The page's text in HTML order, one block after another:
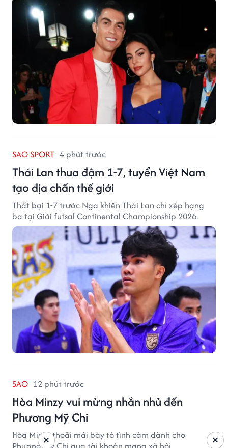
SAO SPORT 4 phút trước
Thái Lan thua đậm 1-7, tuyển Việt Nam
tạo địa chấn thế giới
Thất bại 1-7 trước Nga khiến Thái Lan chỉ xếp hạng
ba tại Giải futsal Continental Championship 2026.
SAO 12 phút trước
Hòa Minzy vui mừng nhắn nhủ đến
Phương Mỹ Chi
Hòa Minzy thoải mái bày tỏ tình cảm dành cho
×
×